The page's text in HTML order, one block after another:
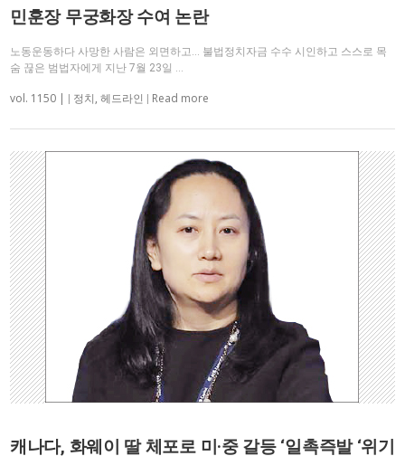
민훈장 무궁화장 수여 논란
노동운동하다 사망한 사람은 외면하고… 불법정치자금 수수 시인하고 스스로 목
숨 끊은 범법자에게 지난 7월 23일 …
vol. 1150 | 정치 ,헤드라인 Read more
캐나다, 화웨이 딸 체포로 미·중 갈등 ‘일촉즉발 ‘위기